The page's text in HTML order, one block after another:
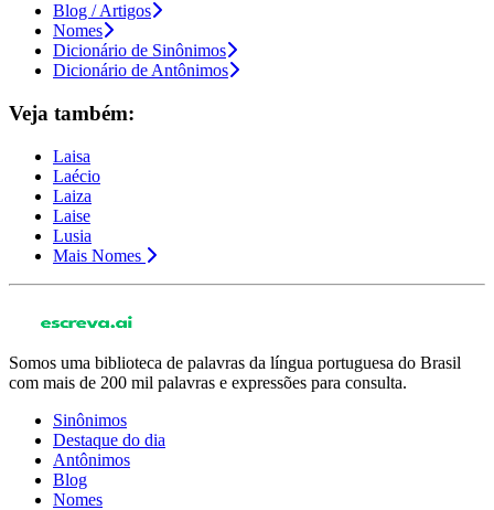
Blog / Artigos
Nomes
Dicionário de Sinônimos
Dicionário de Antônimos
Veja também:
Laisa
Laécio
Laiza
Laise
Lusia
Mais Nomes
Somos uma biblioteca de palavras da língua portuguesa do Brasil
com mais de 200 mil palavras e expressões para consulta.
Sinônimos
Destaque do dia
Antônimos
Blog
Nomes